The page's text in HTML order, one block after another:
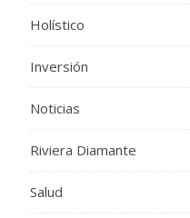
Holístico
Inversión
Noticias
Riviera Diamante
Salud